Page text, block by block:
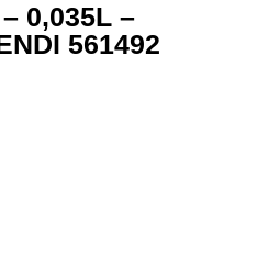
0,035L –
561492